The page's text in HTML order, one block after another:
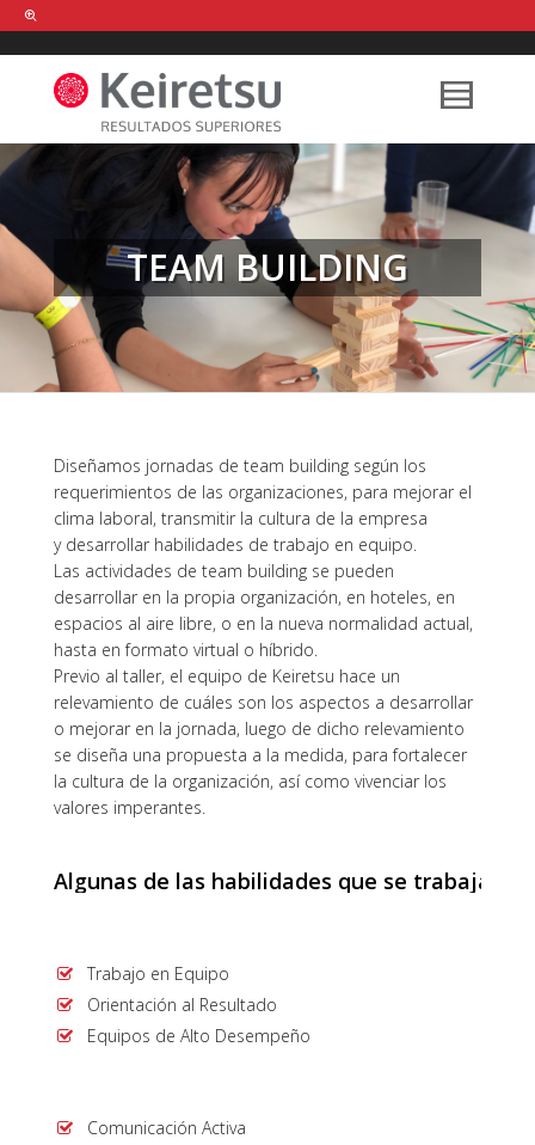
Help me Dante! I'm looking for new
shirts in a size medium
that cost
between £ . Show me all the
items, from the brand
our legacy
FIND MY ITEMS!
TEAM BUILDING
Diseñamos jornadas de team building según los
requerimientos de las organizaciones, para mejorar el
clima laboral, transmitir la cultura de la empresa
y desarrollar habilidades de trabajo en equipo.
Las actividades de team building se pueden
desarrollar en la propia organización, en hoteles, en
espacios al aire libre, o en la nueva normalidad actual,
hasta en formato virtual o híbrido.
Previo al taller, el equipo de Keiretsu hace un
relevamiento de cuáles son los aspectos a desarrollar
o mejorar en la jornada, luego de dicho relevamiento
se diseña una propuesta a la medida, para fortalecer
la cultura de la organización, así como vivenciar los
valores imperantes.
Algunas de las habilidades que se trabajan
Trabajo en Equipo
Orientación al Resultado
Equipos de Alto Desempeño
Comunicación Activa